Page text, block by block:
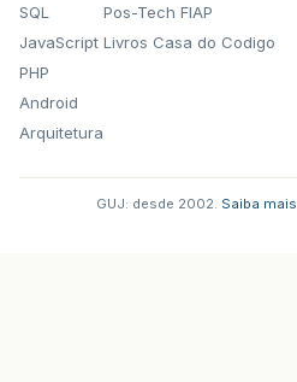
SQL
JavaScript
PHP
Android
Arquitetura
Pos-Tech FIAP
Livros Casa do Codigo
GUJ: desde 2002. Saiba mais